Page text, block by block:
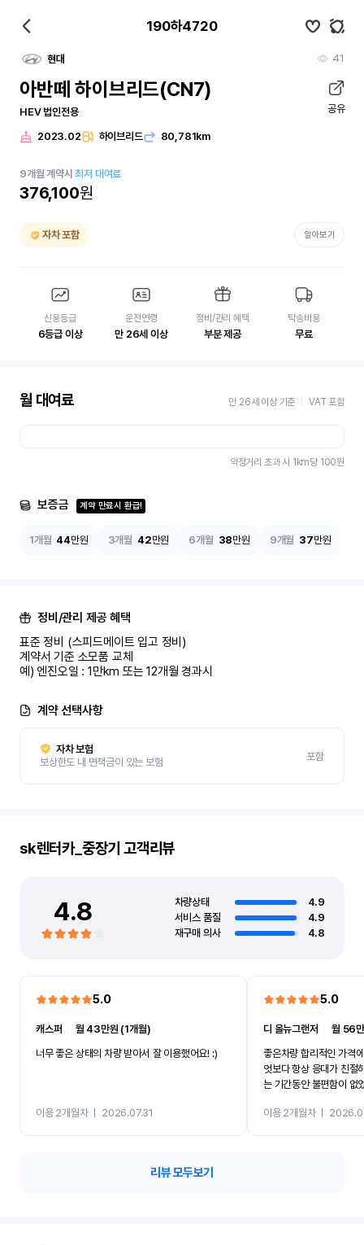
190하4720
현대 41
아반떼 하이브리드(CN7)
HEV 법인전용 공유
2023.02 하이브리드 80,781km
9개월 계약시최저 대여료
376,100원
자차 포함 알아보기
신용등급
6등급 이상
운전연령
만 26세 이상
정비/관리 혜택
부분 제공
탁송비용
무료
월 대여료 만 26세 이상 기준 VAT 포함
약정거리 초과 시 1km당 100원
보증금 계약 만료시 환급!
1개월 44만원 3개월 42만원 6개월 38만원 9개월 37만원
정비/관리 제공 혜택
표준 정비 (스피드메이트 입고 정비)
계약서 기준 소모품 교체
예) 엔진오일 : 1만km 또는 12개월 경과시
계약 선택사항
자차 보험
보상한도 내 면책금이 있는 보험
포함
sk렌터카_중장기 고객리뷰
4.8 차량상태
4.9
서비스 품질
4.9
재구매 의사
4.8
5.0
캐스퍼
월 43만원 (1개월)
너무 좋은 상태의 차량 받아서 잘 이용했어요! :)
이용 2개월차ㅣ 2026.07.31
5.0
디 올뉴그랜저 ㅣ월 56
좋은차량 합리적인 가격
엇보다 항상 응대가 친절
는 기간동안 불편함이 없
카 렌트 고민없이 강추합
이용 2개월차ㅣ
리뷰 모두보기